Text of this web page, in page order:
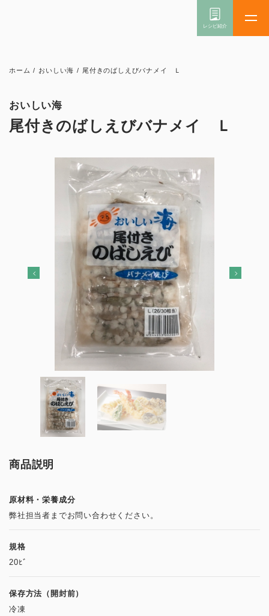
ホーム / おいしい海 / 尾付きのばしえびバナメイ Ｌ
おいしい海
尾付きのばしえびバナメイ Ｌ
商品説明
原材料・栄養成分
弊社担当者までお問い合わせください。
規格
20ﾋﾞ
保存方法（開封前）
冷凍